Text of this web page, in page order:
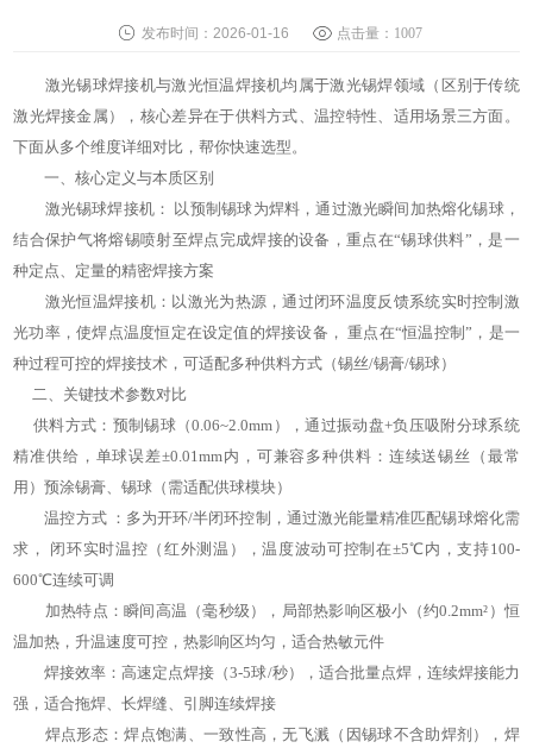
发布时间：2026-01-16 点击量： 1007
激光锡球焊接机与激光恒温焊接机均属于激光锡焊领域（区别于传统
激光焊接金属），核心差异在于供料方式、温控特性、适用场景三方面。
下面从多个维度详细对比，帮你快速选型。
一、核心定义与本质区别
激光锡球焊接机： 以预制锡球为焊料，通过激光瞬间加热熔化锡球，
结合保护气将熔锡喷射至焊点完成焊接的设备，重点在“锡球供料”，是一
种定点、定量的精密焊接方案
激光恒温焊接机：以激光为热源，通过闭环温度反馈系统实时控制激
光功率，使焊点温度恒定在设定值的焊接设备， 重点在“恒温控制”，是一
种过程可控的焊接技术，可适配多种供料方式（锡丝/锡膏/锡球）
二、关键技术参数对比
供料方式：预制锡球（0.06~2.0mm），通过振动盘+负压吸附分球系统
精准供给，单球误差±0.01mm内，可兼容多种供料：连续送锡丝（最常
用）预涂锡膏、锡球（需适配供球模块）
温控方式 ：多为开环/半闭环控制，通过激光能量精准匹配锡球熔化需
求， 闭环实时温控（红外测温），温度波动可控制在±5℃内，支持100-
600℃连续可调
加热特点：瞬间高温（毫秒级），局部热影响区极小（约0.2mm²）恒
温加热，升温速度可控，热影响区均匀，适合热敏元件
焊接效率：高速定点焊接（3-5球/秒），适合批量点焊，连续焊接能力
强，适合拖焊、长焊缝、引脚连续焊接
焊点形态：焊点饱满、一致性高，无飞溅（因锡球不含助焊剂），焊